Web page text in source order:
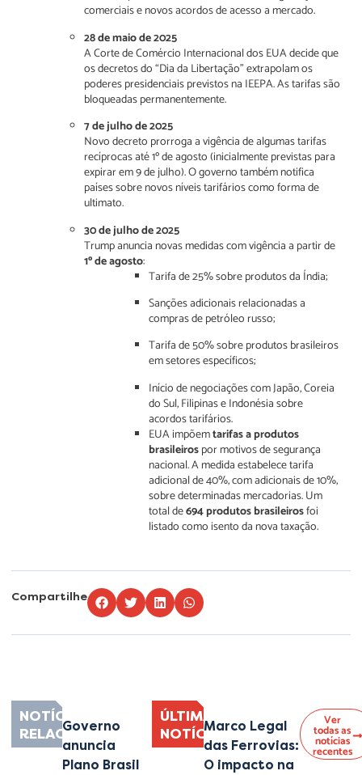
comerciais e novos acordos de acesso a mercado.
28 de maio de 2025
A Corte de Comércio Internacional dos EUA decide que
os decretos do “Dia da Libertação” extrapolam os
poderes presidenciais previstos na IEEPA. As tarifas são
bloqueadas permanentemente.
7 de julho de 2025
Novo decreto prorroga a vigência de algumas tarifas
recíprocas até 1º de agosto (inicialmente previstas para
expirar em 9 de julho). O governo também notifica
países sobre novos níveis tarifários como forma de
ultimato.
30 de julho de 2025
Trump anuncia novas medidas com vigência a partir de
1º de agosto:
Tarifa de 25% sobre produtos da Índia;
Sanções adicionais relacionadas a
compras de petróleo russo;
Tarifa de 50% sobre produtos brasileiros
em setores específicos;
Início de negociações com Japão, Coreia
do Sul, Filipinas e Indonésia sobre
acordos tarifários.
EUA impõemtarifas a produtos
brasileirospor motivos de segurança
nacional. A medida estabelece tarifa
adicional de 40%, com adicionais de 10%,
sobre determinadas mercadorias. Um
total de694 produtos brasileirosfoi
listado como isento da nova taxação.
Compartilhe
NOTÍCIAS
RELACIONADAS
Governo
anuncia
Plano Brasil
ÚLTIMAS
NOTÍCIASMarco Legal
das Ferrovias:
O impacto na
Ver
todas as
notícias
recentes